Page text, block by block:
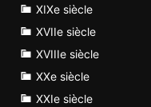
XIXe siècle
XVIIe siècle
XVIIIe siècle
XXe siècle
XXIe siècle